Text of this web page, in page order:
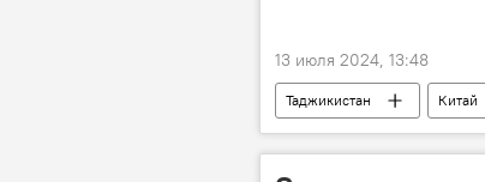
13 июля 2024, 13:48
Таджикистан Китай